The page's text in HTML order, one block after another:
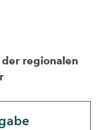
regionalen